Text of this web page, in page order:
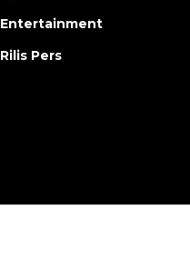
Entertainment
Rilis Pers